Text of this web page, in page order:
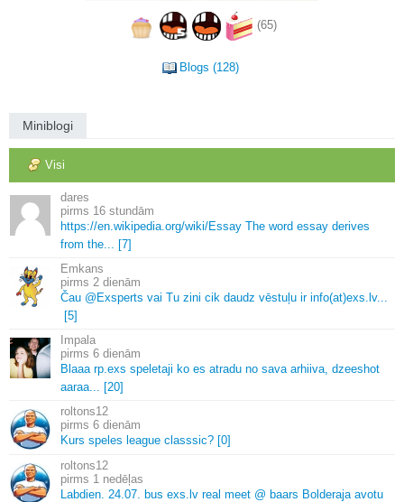
(65)
Blogs (128)
Miniblogi
Visi
dares
16 stundām
https://en. wikipedia. org/wiki/Essay The word essay derives
from the.
[7]
Emkans
2 dienām
Čau @Exsperts vai Tu zini cik daudz vēstuļu ir info(at)exs. lv.
[5]
Impala
6 dienām
Blaaa rp. exs speletaji ko es atradu no sava arhiiva, dzeeshot
aaraa.
[20]
roltons12
6 dienām
Kurs speles league classsic? [0]
roltons12
1 nedēļas
Labdien. 24. 07. bus exs. lv real meet @ baars Bolderaja avotu